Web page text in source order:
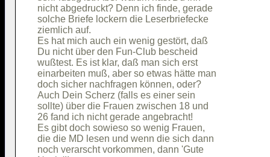
nicht abgedruckt? Denn ich finde, gerade
solche Briefe lockern die Leserbriefecke
ziemlich auf.
Es hat mich auch ein wenig gestört, daß
Du nicht über den Fun-Club bescheid
wußtest. Es ist klar, daß man sich erst
einarbeiten muß, aber so etwas hätte man
doch sicher nachfragen können, oder?
Auch Dein Scherz (falls es einer sein
sollte) über die Frauen zwischen 18 und
26 fand ich nicht gerade angebracht!
Es gibt doch sowieso so wenig Frauen,
die die MD lesen und wenn die sich dann
noch verarscht vorkommen, dann 'Gute